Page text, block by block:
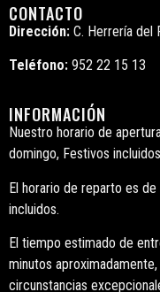
CONTACTO
Dirección: C. Herrería del
Teléfono: 952 22 15 13
INFORMACIÓN
Nuestro horario de
domingo, Festivos
El horario de reparto es
incluidos.
El tiempo estimado de
minutos
circunstancias